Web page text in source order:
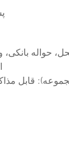
حواله بانکی،